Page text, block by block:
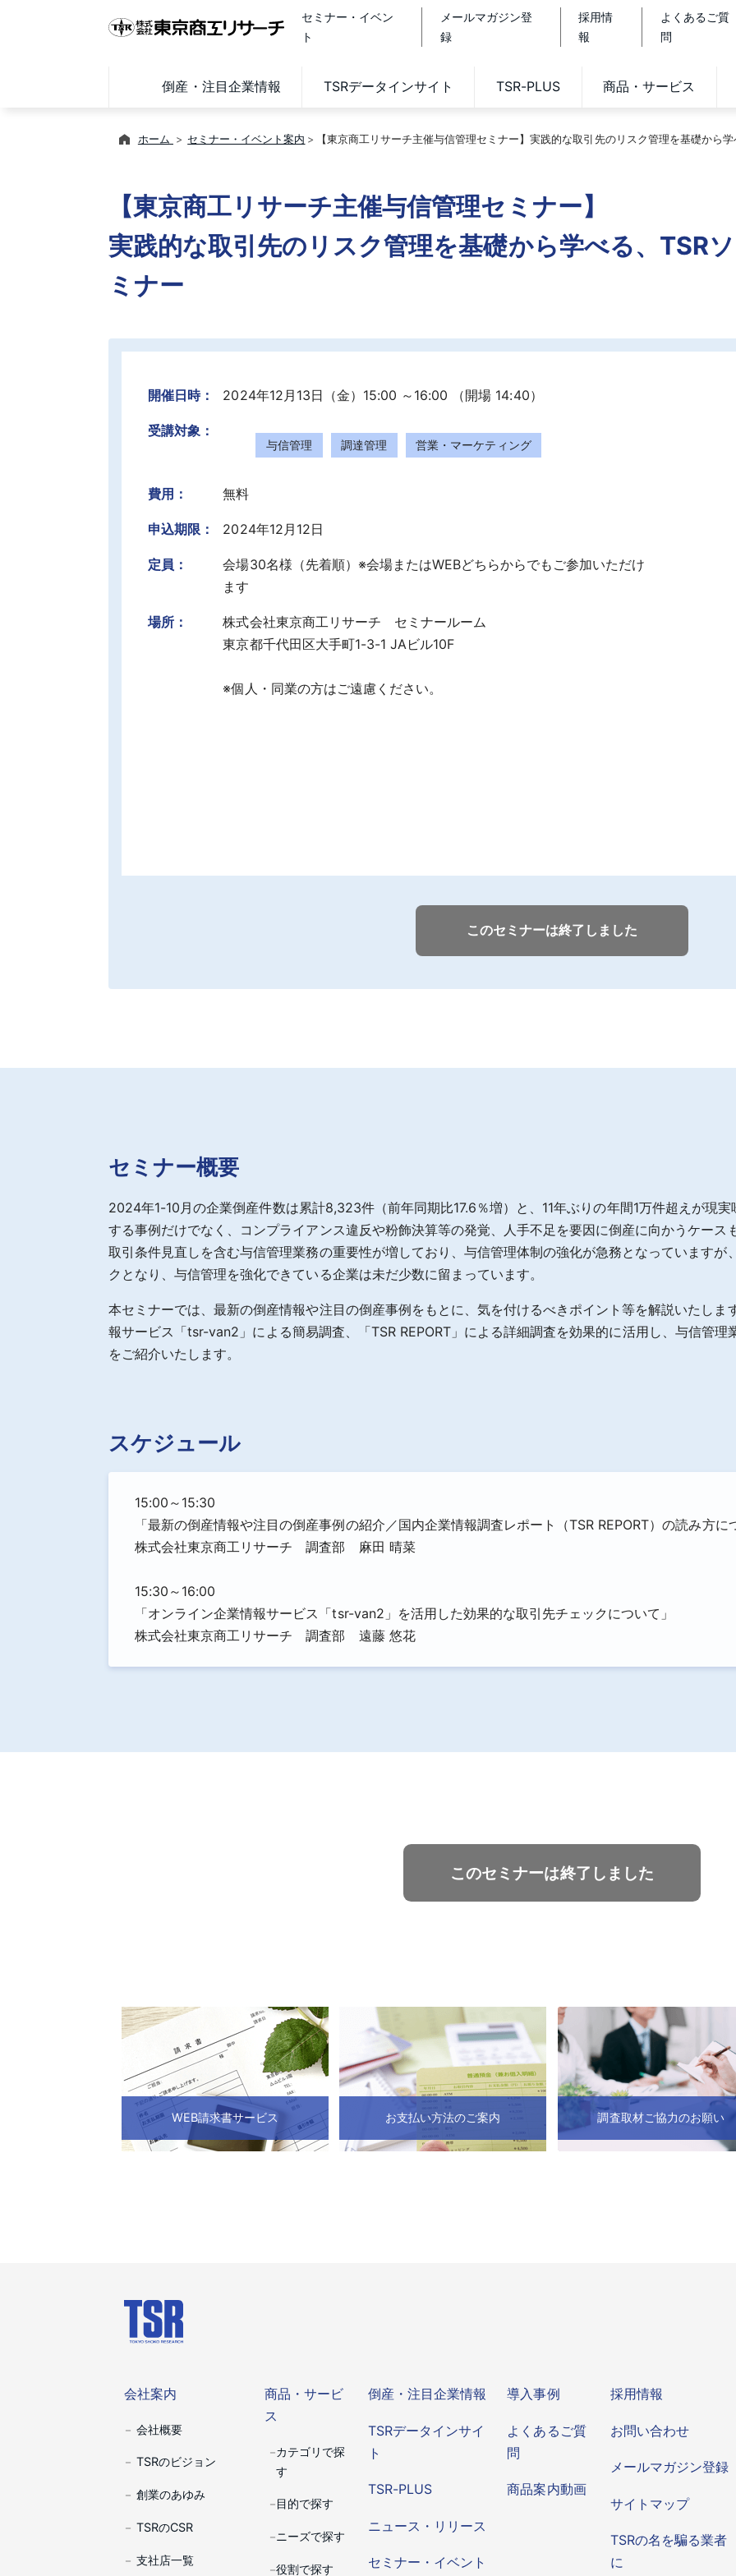
セミナー・イベン
ト
メールマガジン登
録
採用情
報
よくあるご質
問
倒産・注目企業情報 TSRデータインサイト TSR-PLUS 商品・サービス
ホーム セミナー・イベント案内 【東京商工リサーチ主催与信管理セミナー】実践的な取引先のリスク管理を基礎から
【東京商工リサーチ主催与信管理セミナー】
実践的な取引先のリスク管理を基礎から学べる、TSR
ミナー
開催日時： 2024年12月13日（金）15:00 ～16:00 （開場 14:40）
受講対象：
与信管理 調達管理 営業・マーケティング
費用： 無料
申込期限： 2024年12月12日
定員：
会場30名様（先着順）※会場またはWEBどちらからでもご参加いただけ
ます
場所：
株式会社東京商工リサーチ セミナールーム
東京都千代田区大手町1-3-1 JAビル10F
※個人・同業の方はご遠慮ください。
このセミナーは終了しました
セミナー概要
2024年1-10月の企業倒産件数は累計8,323件（前年同期比17.6％増）と、11年ぶりの年間1万件超えが現
する事例だけでなく、コンプライアンス違反や粉飾決算等の発覚、人手不足を要因に倒産に向かうケー
取引条件見直しを含む与信管理業務の重要性が増しており、与信管理体制の強化が急務となっています
クとなり、与信管理を強化できている企業は未だ少数に留まっています。
本セミナーでは、最新の倒産情報や注目の倒産事例をもとに、気を付けるべきポイント等を解説いたしま
報サービス「tsr-van2」による簡易調査、「TSR REPORT」による詳細調査を効果的に活用し、与信管
をご紹介いたします。
スケジュール
15:00～15:30
「最新の倒産情報や注目の倒産事例の紹介／国内企業情報調査レポート（TSR REPORT）の読み方に
株式会社東京商工リサーチ 調査部 麻田 晴菜
15:30～16:00
「オンライン企業情報サービス「tsr-van2」を活用した効果的な取引先チェックについて」
株式会社東京商工リサーチ 調査部 遠藤 悠花
このセミナーは終了しました
WEB請求書サービス お支払い方法のご案内 調査取材ご協力のお願い
会社案内
会社概要
TSRのビジョン
創業のあゆみ
TSRのCSR
支社店一覧
商品・サービ
ス
カテゴリで探
す
目的で探す
ニーズで探す
役割で探す
倒産・注目企業情報
TSRデータインサイ
ト
TSR-PLUS
ニュース・リリース
セミナー・イベント
導入事例
よくあるご質
問
商品案内動画
採用情報
お問い合わせ
メールマガジン登録
サイトマップ
TSRの名を騙る業者
に